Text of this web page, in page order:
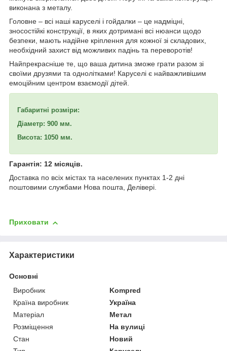
виконана з металу.
Головне – всі наші каруселі і гойдалки – це надміцні,
зносостійкі конструкції, в яких дотримані всі нюанси щодо
безпеки, мають надійне кріплення для кожної зі складових,
необхідний захист від можливих падінь та переворотів!
Найпрекрасніше те, що ваша дитина зможе грати разом зі
своїми друзями та однолітками! Каруселі є найважливішим
емоційним центром взаємодії дітей.
Габаритні розміри:
Діаметр: 900 мм.
Висота: 1050 мм.
Гарантія: 12 місяців.
Доставка по всіх містах та населених пунктах 1-2 дні
поштовими службами Нова пошта, Делівері.
Приховати
Характеристики
Основні
Виробник
Kompred
Країна виробник
Україна
Матеріал
Метал
Розміщення
На вулиці
Стан
Новий